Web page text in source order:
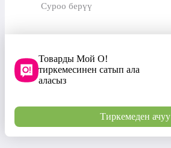
Суроо берүү
Товарды Мой О!
тиркемесинен сатып ала
аласыз
Тиркемеден ачуу